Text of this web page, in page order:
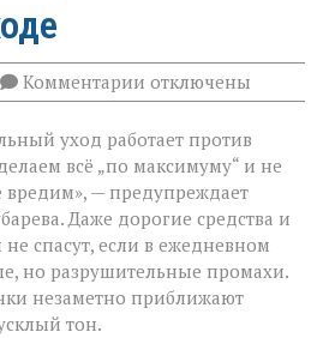
Комментарии к
записи
думаете,
что
ухаживаете,
а
на
деле
ускоряете
старение»:
косметолог
отключены
уход работает против
всё „по максимуму“ и не
вредим», — предупреждает
Даже дорогие средства и
спасут, если в ежедневном
но разрушительные промахи.
незаметно приближают
тон.